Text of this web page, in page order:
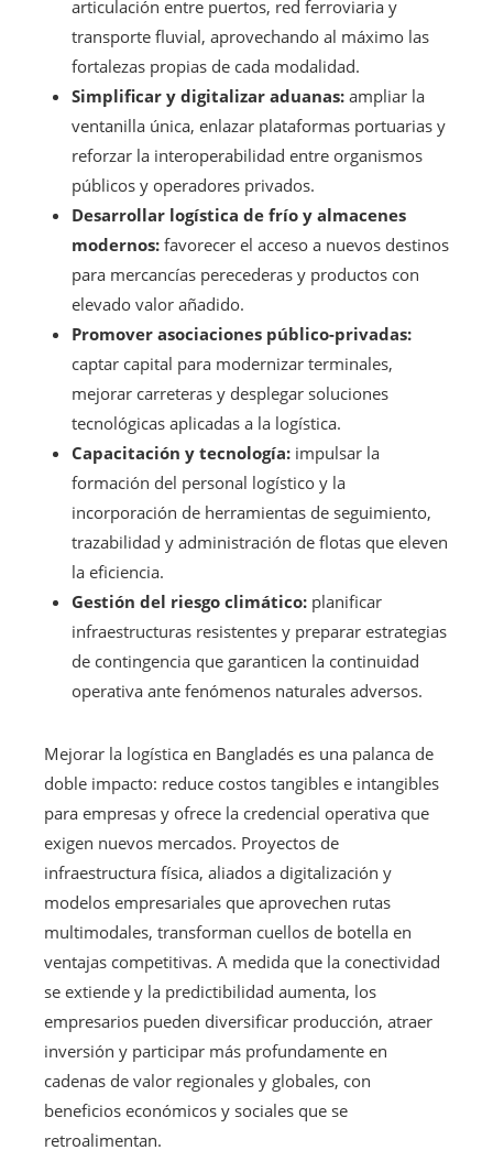
articulación entre puertos, red ferroviaria y
transporte fluvial, aprovechando al máximo las
fortalezas propias de cada modalidad.
Simplificar y digitalizar aduanas: ampliar la
ventanilla única, enlazar plataformas portuarias y
reforzar la interoperabilidad entre organismos
públicos y operadores privados.
Desarrollar logística de frío y almacenes
modernos: favorecer el acceso a nuevos destinos
para mercancías perecederas y productos con
elevado valor añadido.
Promover asociaciones público-privadas:
captar capital para modernizar terminales,
mejorar carreteras y desplegar soluciones
tecnológicas aplicadas a la logística.
Capacitación y tecnología: impulsar la
formación del personal logístico y la
incorporación de herramientas de seguimiento,
trazabilidad y administración de flotas que eleven
la eficiencia.
Gestión del riesgo climático: planificar
infraestructuras resistentes y preparar estrategias
de contingencia que garanticen la continuidad
operativa ante fenómenos naturales adversos.
Mejorar la logística en Bangladés es una palanca de
doble impacto: reduce costos tangibles e intangibles
para empresas y ofrece la credencial operativa que
exigen nuevos mercados. Proyectos de
infraestructura física, aliados a digitalización y
modelos empresariales que aprovechen rutas
multimodales, transforman cuellos de botella en
ventajas competitivas. A medida que la conectividad
se extiende y la predictibilidad aumenta, los
empresarios pueden diversificar producción, atraer
inversión y participar más profundamente en
cadenas de valor regionales y globales, con
beneficios económicos y sociales que se
retroalimentan.